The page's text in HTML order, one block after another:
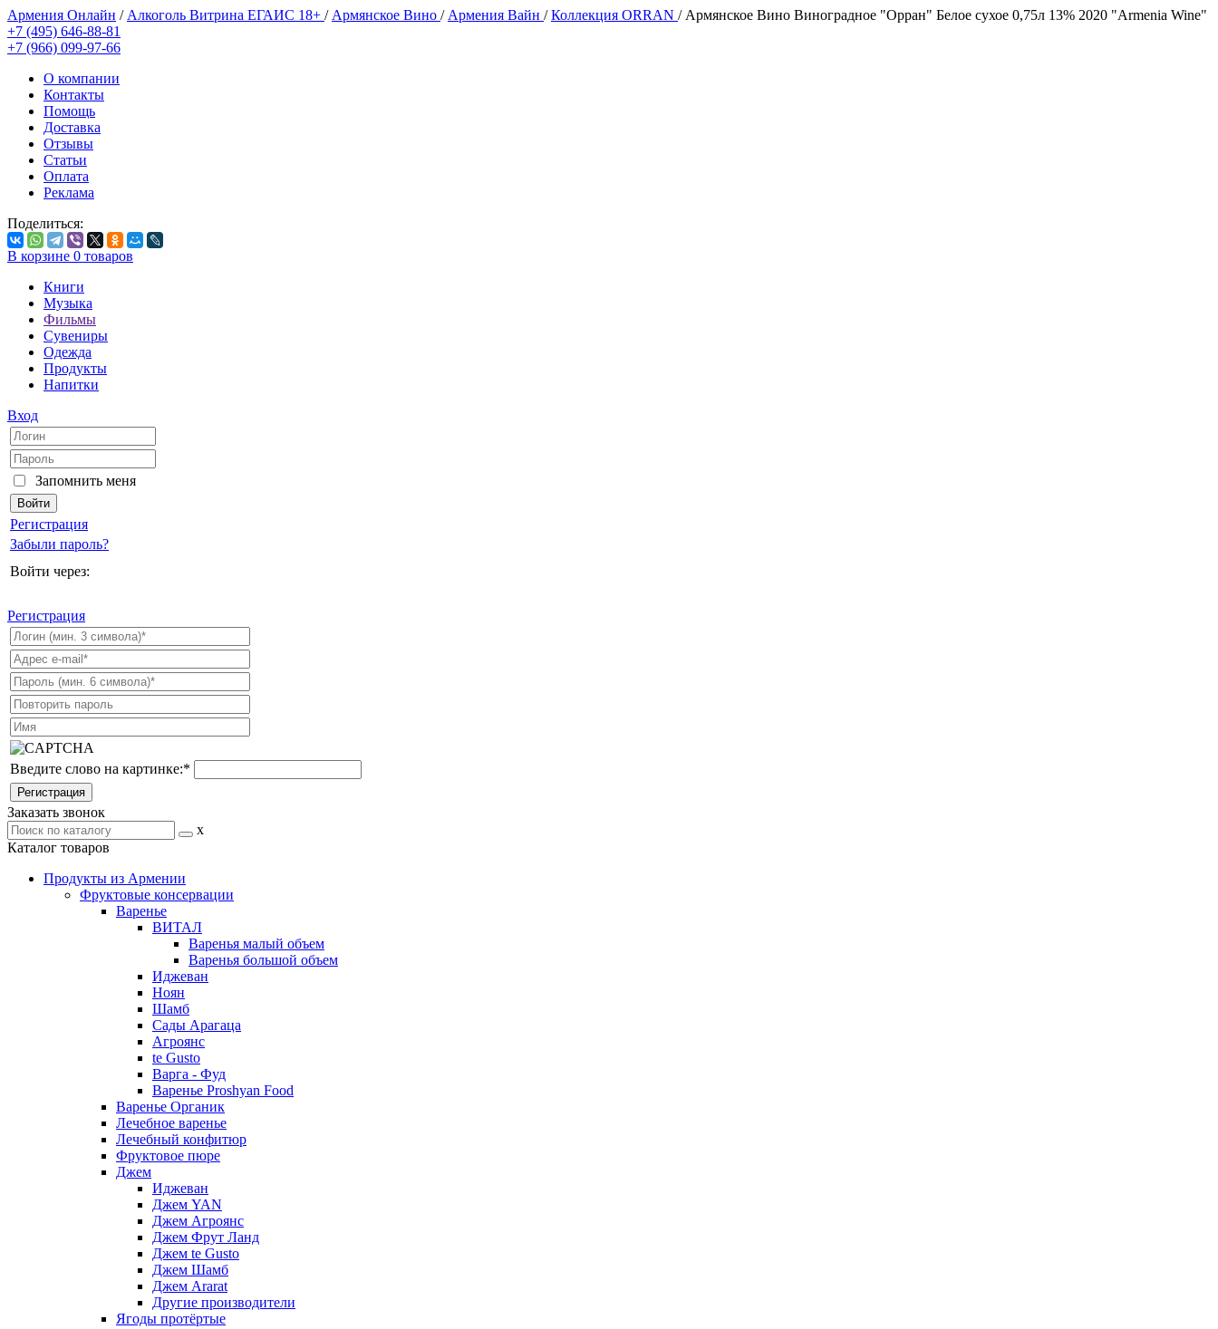
Армения Онлайн / Алкоголь Витрина ЕГАИС 18+ / Армянское Вино / Армения Вайн /Коллекция ORRAN / Армянское Вино Виноградное "Орран" Белое сухое 0,75л 13% 2020 "Armenia Wine"
+7 (495) 646-88-81
+7 (966) 099-97-66
О компании
Контакты
Помощь
Доставка
Отзывы
Статьи
Оплата
Реклама
Поделиться:
В корзине 0 товаров
Книги
Музыка
Фильмы
Сувениры
Одежда
Продукты
Напитки
Вход
Запомнить меня
Регистрация
Забыли пароль?
Войти через:
Регистрация
Введите слово на картинке:*
Заказать звонок
x
Каталог товаров
Продукты из Армении
Фруктовые консервации
Варенье
ВИТАЛ
Варенья малый объем
Варенья большой объем
Иджеван
Ноян
Шамб
Сады Арагаца
Агроянс
te Gusto
Варга - Фуд
Варенье Proshyan Food
Варенье Органик
Лечебное варенье
Лечебный конфитюр
Фруктовое пюре
Джем
Иджеван
Джем YAN
Джем Агроянс
Джем Фрут Ланд
Джем te Gusto
Джем Шамб
Джем Ararat
Другие производители
Ягоды протёртые